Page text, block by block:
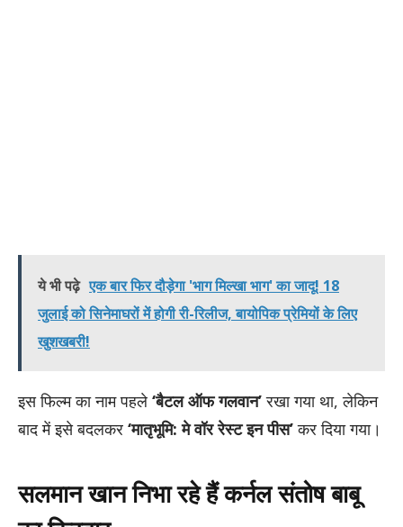
ये भी पढ़े एक बार फिर दौड़ेगा 'भाग मिल्खा भाग' का जादू! 18
जुलाई को सिनेमाघरों में होगी री-रिलीज, बायोपिक प्रेमियों के लिए
खुशखबरी!
इस फिल्म का नाम पहले ‘बैटल ऑफ गलवान’रखा गया था, लेकिन
बाद में इसे बदलकर ‘मातृभूमि: मे वॉर रेस्ट इन पीस’कर दिया गया।
सलमान खान निभा रहे हैं कर्नल संतोष बाबू